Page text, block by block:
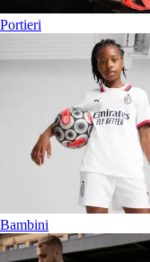
Portieri
Bambini